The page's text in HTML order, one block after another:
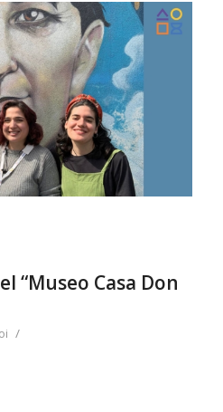
“Museo Casa Don
/